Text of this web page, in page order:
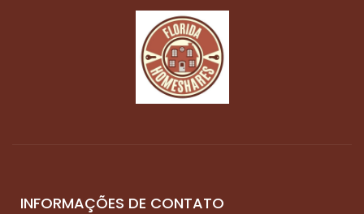
INFORMAÇÕES DE CONTATO